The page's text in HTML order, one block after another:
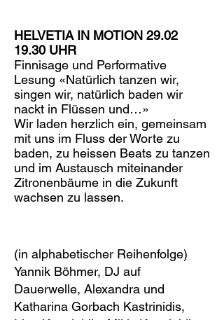
HELVETIA IN MOTION 29.02
19.30 UHR
Finnisage und Performative
Lesung «Natürlich tanzen wir,
singen wir, natürlich baden wir
nackt in Flüssen und…»
Wir laden herzlich ein, gemeinsam
mit uns im Fluss der Worte zu
baden, zu heissen Beats zu tanzen
und im Austausch miteinander
Zitronenbäume in die Zukunft
wachsen zu lassen.
(in alphabetischer Reihenfolge)
Yannik Böhmer, DJ auf
Dauerwelle, Alexandra und
Katharina Gorbach Kastrinidis,